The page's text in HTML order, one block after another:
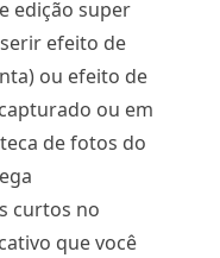
edição super
efeito de
ou efeito de
ou em
de fotos do
curtos no
que você